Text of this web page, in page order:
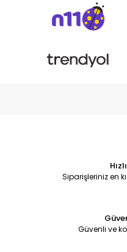
Siparişleriniz en
Güvenli ve